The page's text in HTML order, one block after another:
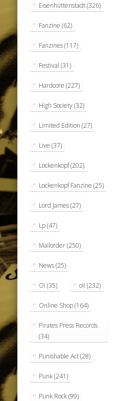
Eisenhüttenstadt(326)
Fanzine (62)
Fanzines(117)
Festival (31)
Hardcore (227)
High Society(32)
Limited Edition (27)
Live (37)
Lockenkopf(202)
Lockenkopf Fanzine (25)
Lord James(27)
Lp(47)
Mailorder(250)
News(25)
Oi (35) oi! (232)
Online Shop(164)
Pirates Press Records
(34)
Punishable Act(28)
Punk(241)
Punk Rock(99)